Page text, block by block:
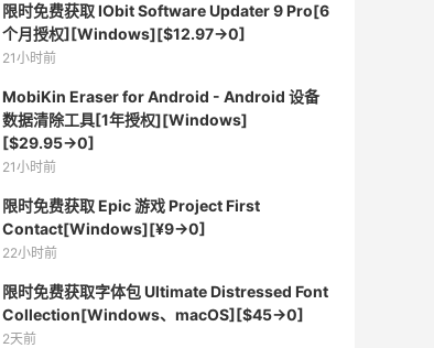
限时免费获取 IObit Software Updater 9 Pro[6
个月授权][Windows][$12.97→0]
21小时前
MobiKin Eraser for Android - Android 设备
数据清除工具[1年授权][Windows]
[$29.95→0]
21小时前
限时免费获取 Epic 游戏 Project First
Contact[Windows][¥9→0]
22小时前
限时免费获取字体包 Ultimate Distressed Font
Collection[Windows、macOS][$45→0]
2天前